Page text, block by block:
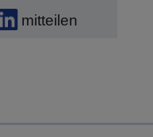
mitteilen